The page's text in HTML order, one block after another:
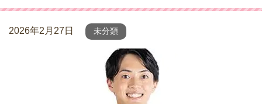
2026年2月27日 未分類